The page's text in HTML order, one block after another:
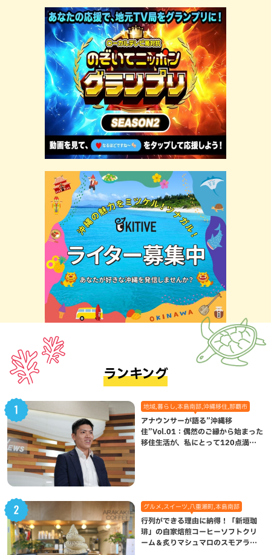
ランキング
地域,暮らし,本島南部,沖縄移住,那覇市
アナウンサーが語る”沖縄移
住”Vol.01：偶然のご縁から始まった
移住生活が、私にとって120点満点
グルメ,スイーツ,八重瀬町,本島南部
行列ができる理由に納得！「新垣珈
琲」の自家焙煎コーヒーソフトクリ
ーム＆炙りマシュマロのスモアラテ